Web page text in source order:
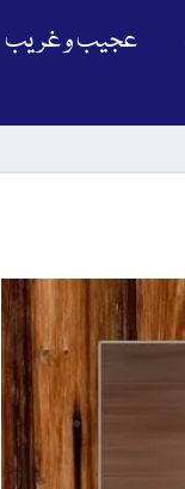
عجیب و غریب